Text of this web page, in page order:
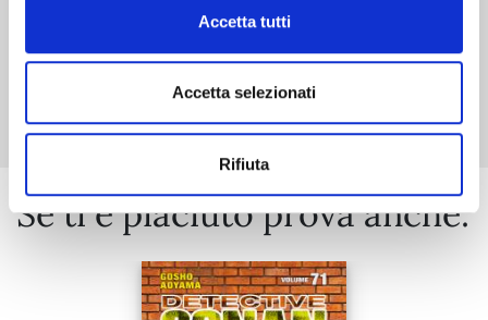
Accetta tutti
Accetta selezionati
Rifiuta
Se ti è piaciuto prova anche: